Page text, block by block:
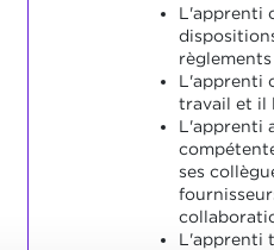
L'apprenti
L'apprenti
travail et il
L'apprenti
ses
L'apprenti